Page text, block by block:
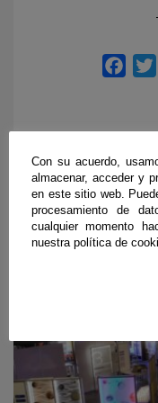
Con su acuerdo,
almacenar, acceder y
en este sitio web.
procesamiento de
cualquier momento
nuestra política de